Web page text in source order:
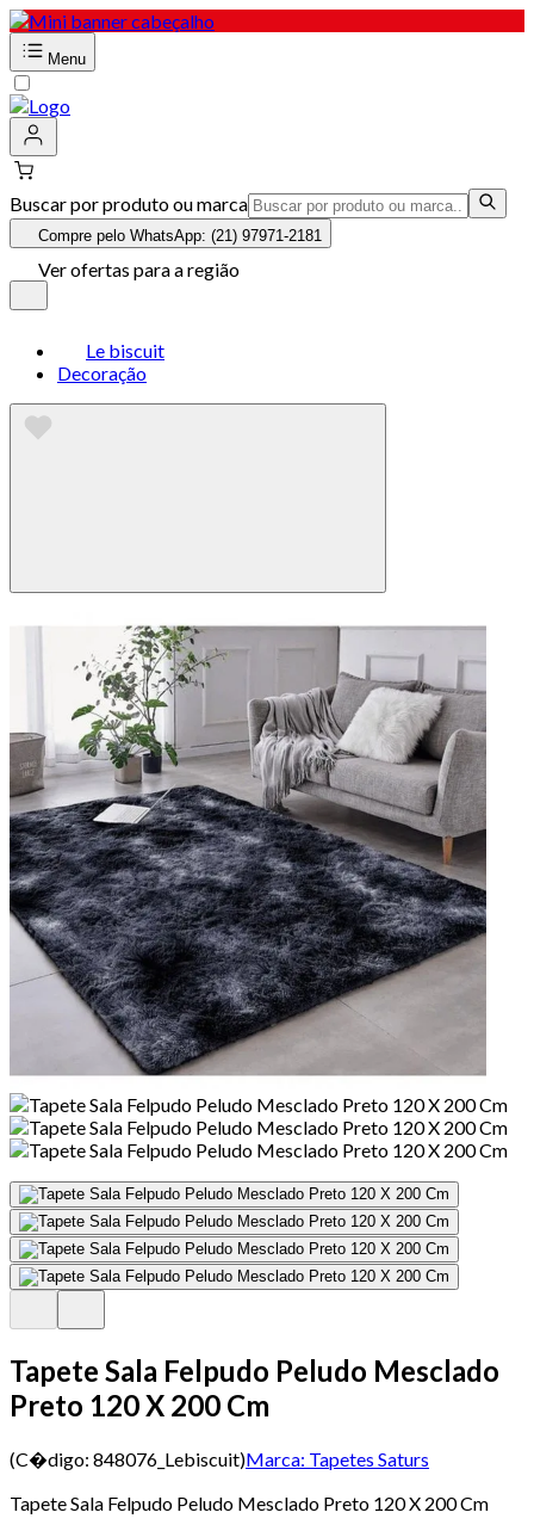
Menu
Buscar por produto ou marca
Compre pelo WhatsApp: (21) 97971-2181
Ver ofertas para a região
Le biscuit
Decoração
Tapete Sala Felpudo Peludo Mesclado
Preto 120 X 200 Cm
(C�digo: 848076_Lebiscuit)Marca: Tapetes Saturs
Tapete Sala Felpudo Peludo Mesclado Preto 120 X 200 Cm